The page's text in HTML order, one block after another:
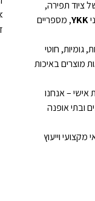
ציוד תפירה,
YKK, מספריים
גומיות, חוטי
מוצרים באיכות
אישי – אנחנו
ובתי אופנה
וייעוץ